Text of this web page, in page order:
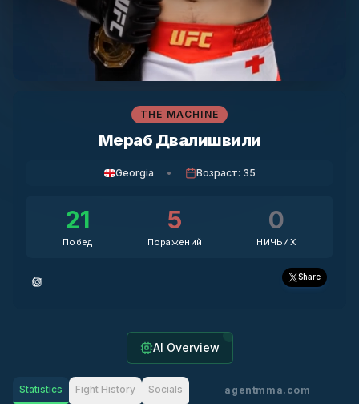
THE MACHINE
Мераб Двалишвили
Georgia • Возраст: 35
21
Побед
5
Поражений
0
НИЧЬИХ
Share
AI Overview
Statistics Fight History Socials agentmma.com